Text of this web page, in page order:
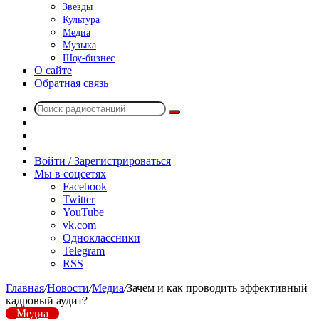
Звезды
Культура
Медиа
Музыка
Шоу-бизнес
О сайте
Обратная связь
Поиск
радио
Войти / Зарегистрироваться
Мы в соцсетях
Facebook
Twitter
YouTube
vk.com
Одноклассники
Telegram
RSS
Главная/Новости/Медиа/Зачем и как проводить эффективный
кадровый аудит?
Медиа